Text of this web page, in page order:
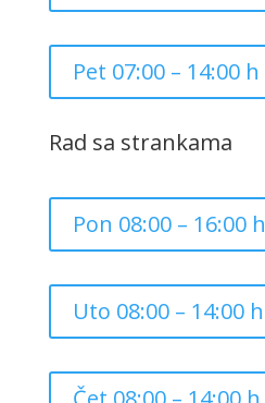
Pet 07:00 – 14:00 h
Rad sa strankama
Pon 08:00 – 16:00 h
Uto 08:00 – 14:00 h